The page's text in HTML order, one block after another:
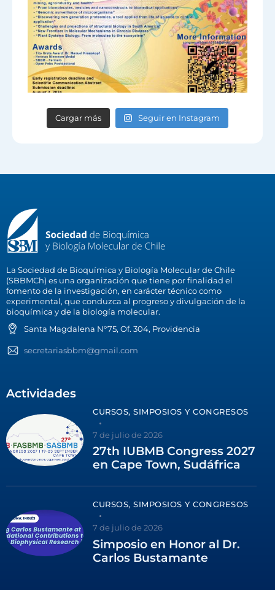
Cargar más Seguir en Instagram
La Sociedad de Bioquímica y Biología Molecular de Chile
(SBBMCh) es una organización que tiene por finalidad el
fomento de la investigación, en carácter técnico como
experimental, que conduzca al progreso y divulgación de la
bioquímica y de la biología molecular.
Santa Magdalena N°75, Of. 304, Providencia
secretariasbbm@gmail.com
Actividades
CURSOS, SIMPOSIOS Y CONGRESOS
7 de julio de 2026
27th IUBMB Congress 2027
en Cape Town, Sudáfrica
CURSOS, SIMPOSIOS Y CONGRESOS
7 de julio de 2026
Simposio en Honor al Dr.
Carlos Bustamante